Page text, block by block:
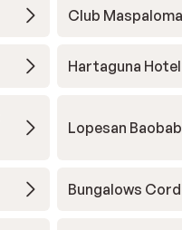
Club
Hartaguna
Lopesan
Bungalows